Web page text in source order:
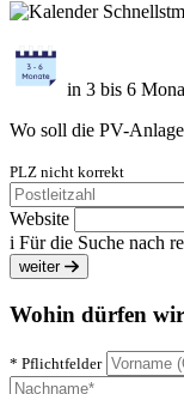
in 3 bis 6
Wo soll die PV-
PLZ nicht korrekt
Website
i Für die Suche nach
weiter
Wohin dürfen wir
* Pflichtfelder